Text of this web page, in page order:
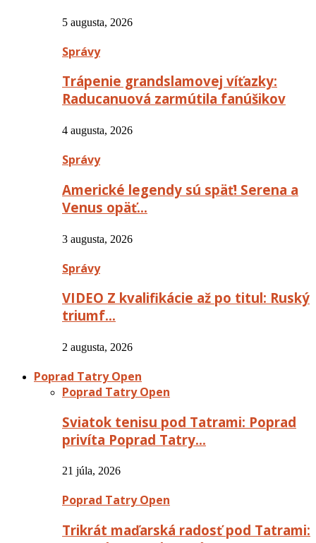
5 augusta, 2026
Správy
Trápenie grandslamovej víťazky:
Raducanuová zarmútila fanúšikov
4 augusta, 2026
Správy
Americké legendy sú späť! Serena a
Venus opäť…
3 augusta, 2026
Správy
VIDEO Z kvalifikácie až po titul: Ruský
triumf…
2 augusta, 2026
Poprad Tatry Open
Poprad Tatry Open
Sviatok tenisu pod Tatrami: Poprad
privíta Poprad Tatry…
21 júla, 2026
Poprad Tatry Open
Trikrát maďarská radosť pod Tatrami: